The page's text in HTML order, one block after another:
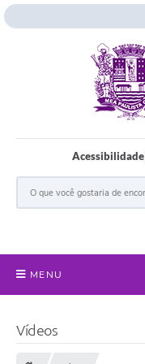
Acessibilidade
MENU
Vídeos